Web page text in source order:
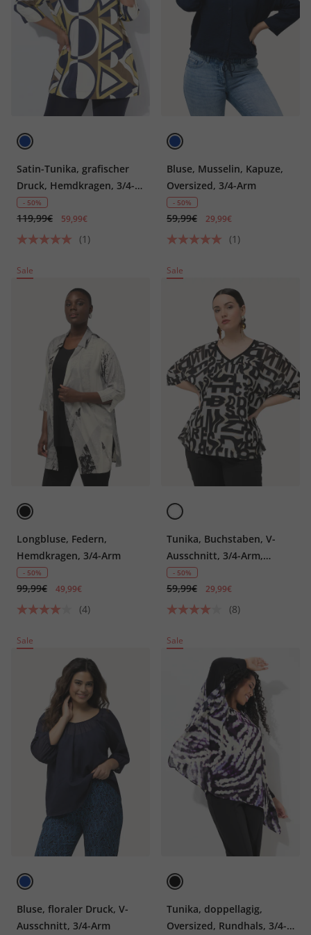
Satin-Tunika, grafischer
Druck, Hemdkragen, 3/4-
Arm
- 50%
119,99€ 59,99€
(1)
Bluse, Musselin, Kapuze,
Oversized, 3/4-Arm
- 50%
59,99€ 29,99€
(1)
Sale
Longbluse, Federn,
Hemdkragen, 3/4-Arm
- 50%
99,99€ 49,99€
(4)
Sale
Tunika, Buchstaben, V-
Ausschnitt, 3/4-Arm,
doppellagig
- 50%
59,99€ 29,99€
(8)
Sale
Bluse, floraler Druck, V-
Ausschnitt, 3/4-Arm
Sale
Tunika, doppellagig,
Oversized, Rundhals, 3/4-